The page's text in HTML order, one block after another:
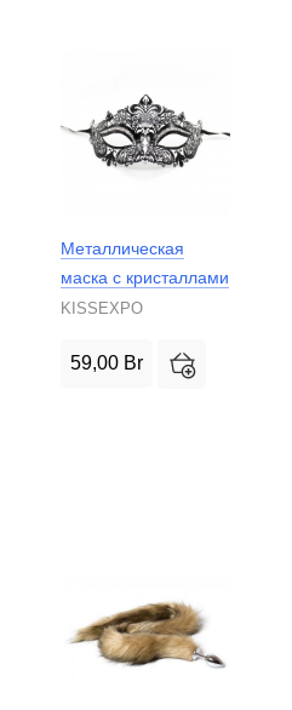
Металлическая
маска с кристаллами
KISSEXPO
59,00 Br